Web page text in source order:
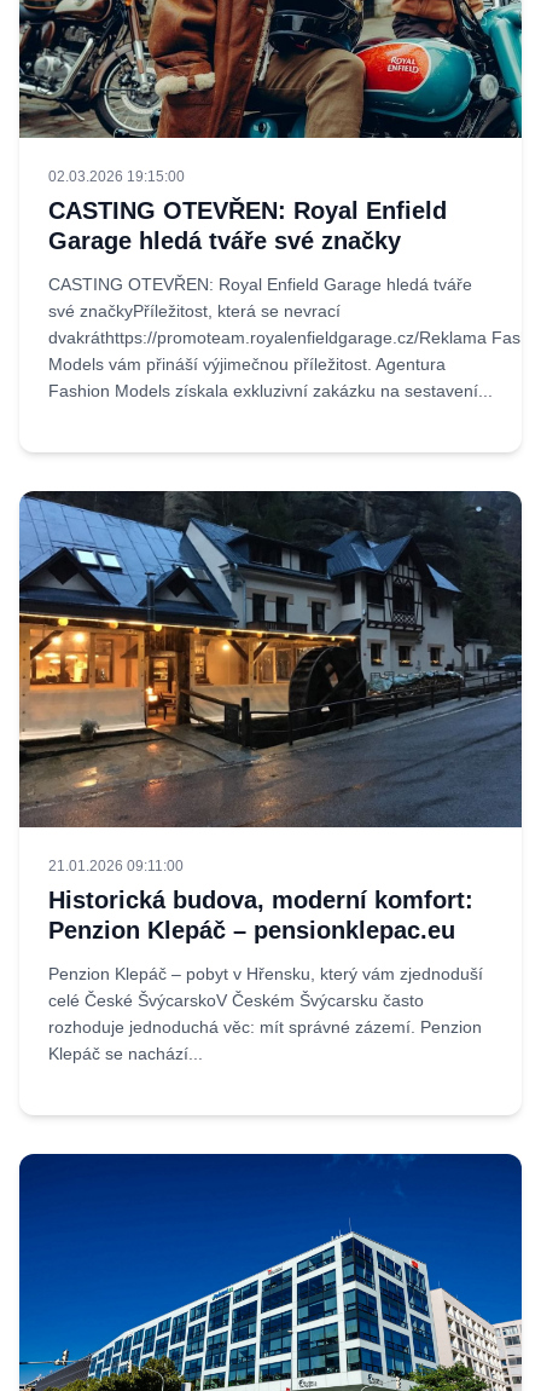
02.03.2026 19:15:00
CASTING OTEVŘEN: Royal Enfield
Garage hledá tváře své značky
CASTING OTEVŘEN: Royal Enfield Garage hledá tváře
své značkyPříležitost, která se nevrací
dvakráthttps://promoteam.royalenfieldgarage.cz/Reklama
Models vám přináší výjimečnou příležitost. Agentura
Fashion Models získala exkluzivní zakázku na sestavení...
21.01.2026 09:11:00
Historická budova, moderní komfort:
Penzion Klepáč – pensionklepac.eu
Penzion Klepáč – pobyt v Hřensku, který vám zjednoduší
celé České ŠvýcarskoV Českém Švýcarsku často
rozhoduje jednoduchá věc: mít správné zázemí. Penzion
Klepáč se nachází...